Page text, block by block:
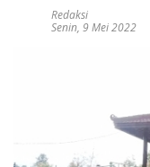
Redaksi
Senin, 9 Mei 2022